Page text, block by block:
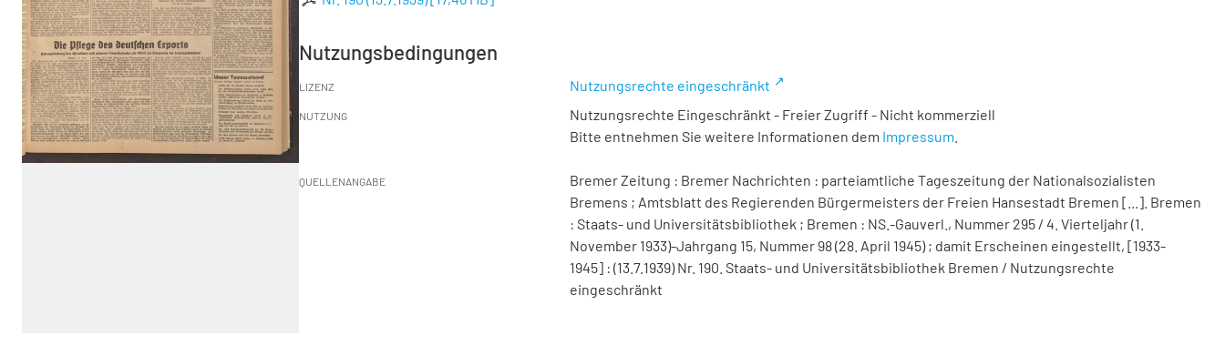
Nutzungsbedingungen
LIZENZ Nutzungsrechte eingeschränkt
NUTZUNG
Nutzungsrechte Eingeschränkt - Freier Zugriff - Nicht kommerziell
Bitte entnehmen Sie weitere Informationen dem Impressum
QUELLENANGABE
Bremer Zeitung : Bremer Nachrichten : parteiamtliche Tageszeitung der Nationalsozialisten
Bremens ; Amtsblatt des Regierenden Bürgermeisters der Freien Hansestadt Bremen [...]. Bremen
: Staats- und Universitätsbibliothek ; Bremen : NS.-Gauverl., Nummer 295 / 4. Vierteljahr (1.
November 1933)-Jahrgang 15, Nummer 98 (28. April 1945) ; damit Erscheinen eingestellt, [1933-
1945] : (13.7.1939) Nr. 190. Staats- und Universitätsbibliothek Bremen / Nutzungsrechte
eingeschränkt